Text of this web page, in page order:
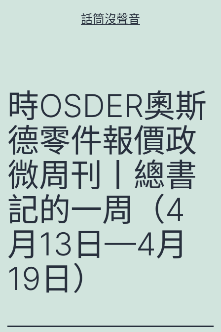
話筒沒聲音
時OSDER奧斯
德零件報價政
微周刊丨總書
記的一周（4
月13日—4月
19日）